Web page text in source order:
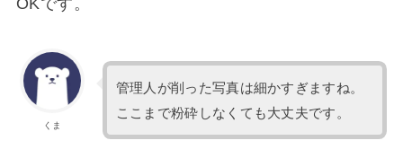
OKです。
くま
管理人が削った写真は細かすぎますね。
ここまで粉砕しなくても大丈夫です。